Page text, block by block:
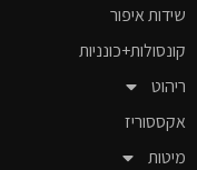
שידות איפור
קונסולות+כונניות
ריהוט
אקססוריז
מיטות